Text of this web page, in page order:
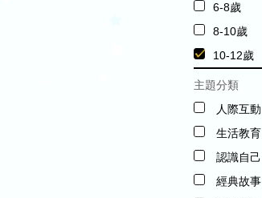
6-8歲
8-10歲
10-12歲
主題分類
人際互動
生活教育
認識自己
經典故事